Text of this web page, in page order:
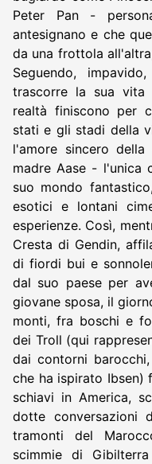
Peter Pan -
antesignano e che
da una frottola
Seguendo,
trascorre la sua
realtà finiscono per
stati e gli stadi della
l'amore sincero
madre Aase - l'unica
suo mondo
esotici e lontani
esperienze. Così,
Cresta di Gendin,
di fiordi bui e
dal suo paese per
giovane sposa, il
monti, fra boschi e
dei Troll (qui
dai contorni
che ha ispirato Ibsen)
schiavi in America,
dotte conversazioni
tramonti del
scimmie di